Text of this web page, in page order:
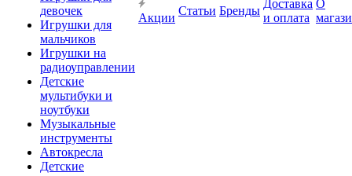
девочек
Игрушки для
мальчиков
Игрушки на
радиоуправлении
Детские
мультибуки и
ноутбуки
Музыкальные
инструменты
Автокресла
Детские
Акции
Статьи Бренды
Доставка
и оплата
О